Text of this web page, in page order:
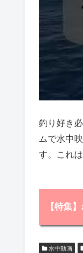
釣り好き
ムで水中
す。これ
【特集
水中動画